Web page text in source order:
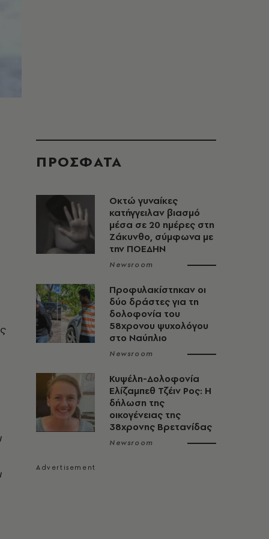
ΠΡΟΣΦΑΤΑ
Οκτώ γυναίκες
κατήγγειλαν βιασμό
μέσα σε 20 ημέρες στη
Ζάκυνθο, σύμφωνα με
την ΠΟΕΔΗΝ
Newsroom
Προφυλακίστηκαν οι
δύο δράστες για τη
δολοφονία του
58χρονου ψυχολόγου
στο Ναύπλιο
Newsroom
Κυψέλη-Δολοφονία
Ελίζαμπεθ Τζέιν Ρος: Η
δήλωση της
οικογένειας της
38χρονης Βρετανίδας
Newsroom